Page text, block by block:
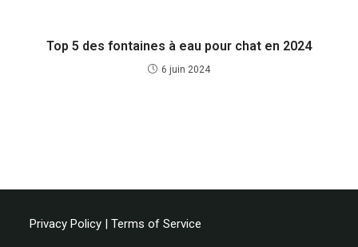
Top 5 des fontaines à eau pour chat en 2024
6 juin 2024
Privacy Policy |Terms of Service